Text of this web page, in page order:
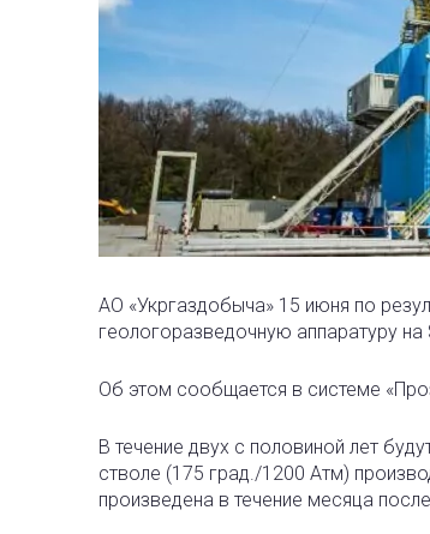
АО «Укргаздобыча» 15 июня по
геологоразведочную аппаратуру на
Об этом сообщается в системе
В течение двух с половиной лет
стволе (175 град./1200 Атм)
произведена в течение месяца